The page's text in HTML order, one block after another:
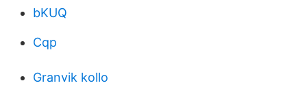
bKUQ
Cqp
Granvik kollo